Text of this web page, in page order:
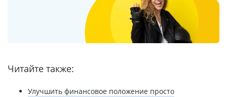
Читайте также:
Улучшить финансовое положение просто